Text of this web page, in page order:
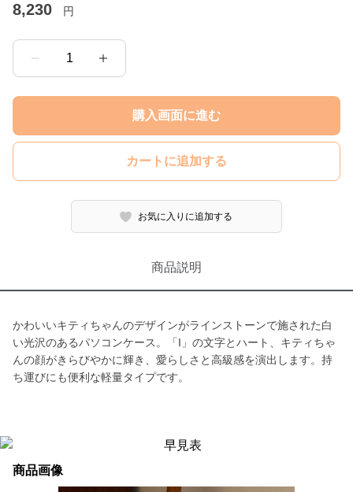
8,230 円
1
購入画面に進む
カートに追加する
お気に入りに追加する
商品説明
かわいいキティちゃんのデザインがラインストーンで施された白
い光沢のあるパソコンケース。「I」の文字とハート、キティちゃ
んの顔がきらびやかに輝き、愛らしさと高級感を演出します。持
ち運びにも便利な軽量タイプです。
商品画像